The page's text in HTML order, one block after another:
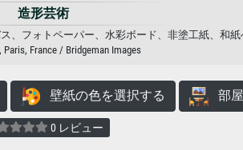
造形芸術
ス、フォトペーパー、水彩ボード、非塗工紙、和
Paris, France / Bridgeman Images
壁紙の色を選択する 部屋
0 レビュー